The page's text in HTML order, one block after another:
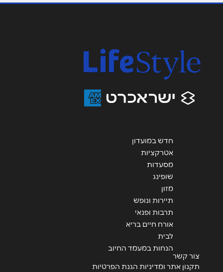
אנא חזרו אלי בקשר ל...
חדש במועדון
אטרקציות
מסעדות
שופינג
מזון
תיירות ונופש
תרבות ופנאי
אורח חיים בריא
לבית
הנחות במעמד החיוב
צור קשר
תקנון אתר ומדיניות הגנת הפרטיות